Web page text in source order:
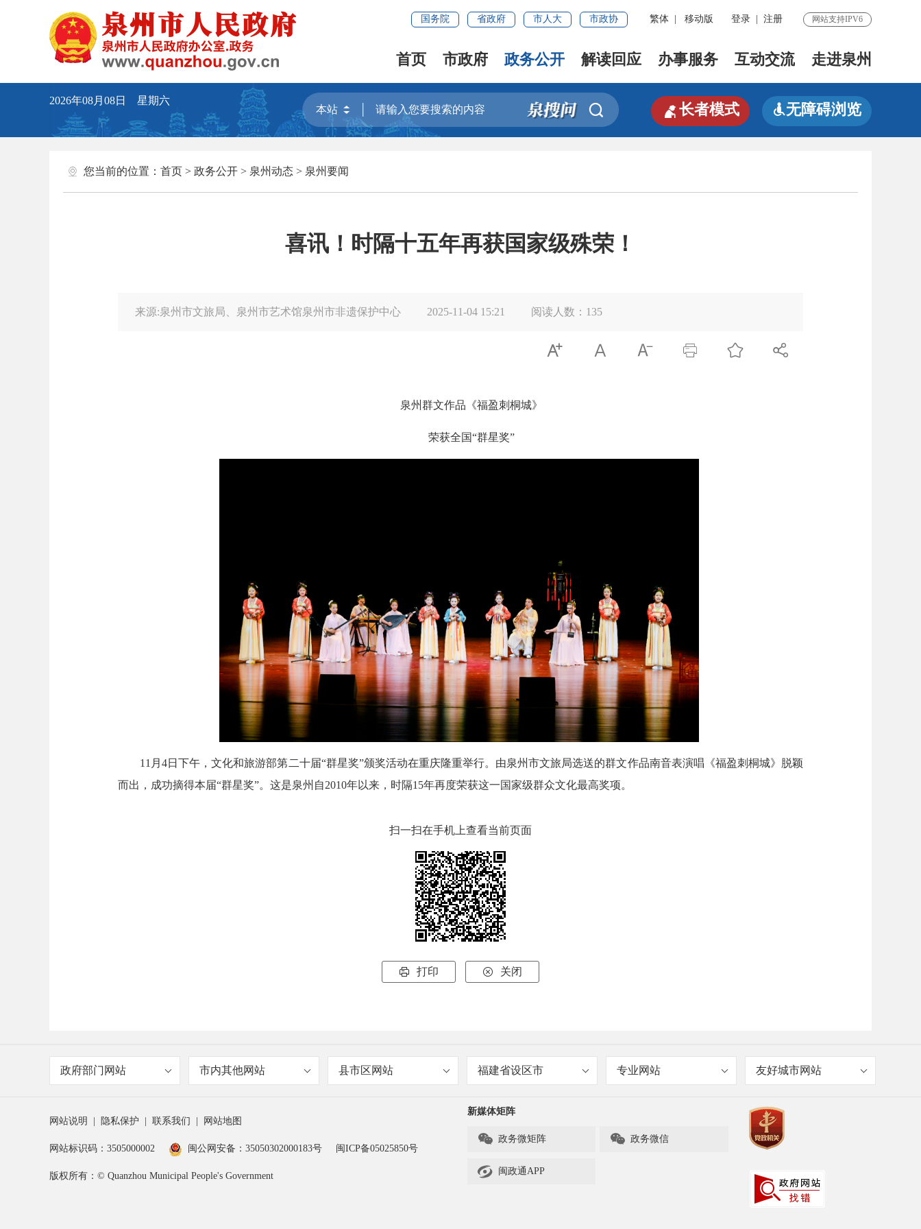
国务院 省政府 市人大 市政协 繁体 移动版 登录 注册 网站支持IPV6
首页 市政府 政务公开 解读回应 办事服务 互动交流 走进泉州
2026年08月08日 星期六
 长者模式 无障碍浏览
您当前的位置： 首页 > 政务公开 > 泉州动态 > 泉州要闻
喜讯！时隔十五年再获国家级殊荣！
来源:泉州市文旅局、泉州市艺术馆泉州市非遗保护中心 2025-11-04 15:21 阅读人数： 135
     
泉州群文作品《福盈刺桐城》
荣获全国“群星奖”
11月4日下午，文化和旅游部第二十届“群星奖”颁奖活动在重庆隆重举行。由泉州市文旅局选送的群文作品南音表演唱《福盈刺桐城》脱颖
而出，成功摘得本届“群星奖”。这是泉州自2010年以来，时隔15年再度荣获这一国家级群众文化最高奖项。
扫一扫在手机上查看当前页面
 打印  关闭
政府部门网站 市内其他网站 县市区网站 福建省设区市 专业网站 友好城市网站
网站说明 隐私保护 联系我们 网站地图
网站标识码：3505000002 闽公网安备：35050302000183号 闽ICP备05025850号
版权所有：© Quanzhou Municipal People's Government
新媒体矩阵
 政务微矩阵  政务微信
 闽政通APP